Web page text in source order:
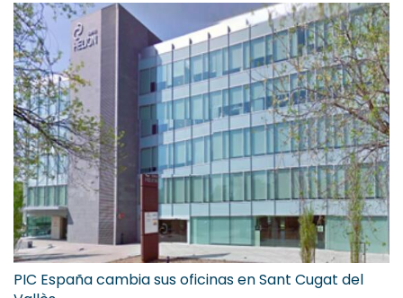
PIC España cambia sus oficinas en Sant Cugat del